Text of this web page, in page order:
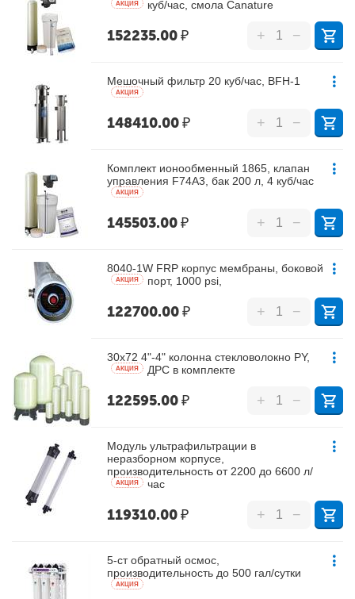
куб/час, смола Canature
AКЦИЯ
152235.00₽ + −
Мешочный фильтр 20 куб/час, BFH-1
AКЦИЯ
148410.00₽ + −
Комплект ионообменный 1865, клапан
управления F74A3, бак 200 л, 4 куб/час
AКЦИЯ
145503.00₽ + −
8040-1W FRP корпус мембраны, боковой
порт, 1000 psi,
AКЦИЯ
122700.00₽ + −
30х72 4"-4" колонна стекловолокно PY,
ДРС в комплекте
AКЦИЯ
122595.00₽ + −
Модуль ультрафильтрации в
неразборном корпусе,
производительность от 2200 до 6600 л/
час
AКЦИЯ
119310.00₽ + −
5-ст обратный осмос,
производительность до 500 гал/сутки
AКЦИЯ